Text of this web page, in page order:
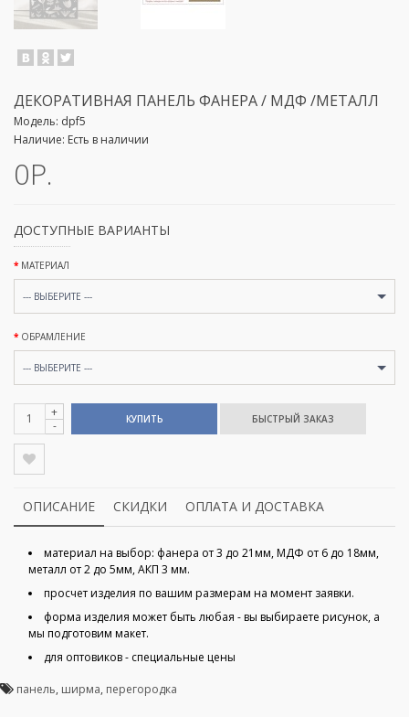
ДЕКОРАТИВНАЯ ПАНЕЛЬ ФАНЕРА / МДФ /МЕТАЛЛ
Модель: dpf5
Наличие: Есть в наличии
0Р.
ДОСТУПНЫЕ ВАРИАНТЫ
МАТЕРИАЛ
--- ВЫБЕРИТЕ ---
ОБРАМЛЕНИЕ
--- ВЫБЕРИТЕ ---
+
-
КУПИТЬ
ОПИСАНИЕ СКИДКИ ОПЛАТА И ДОСТАВКА
материал на выбор: фанера от 3 до 21мм, МДФ от 6 до 18мм,
металл от 2 до 5мм, АКП 3 мм.
просчет изделия по вашим размерам на момент заявки.
форма изделия может быть любая - вы выбираете рисунок, а
мы подготовим макет.
для оптовиков - специальные цены
панель, ширма, перегородка